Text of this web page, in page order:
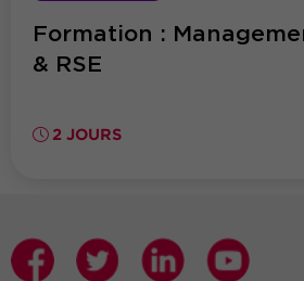
Formation :
& RSE
2 JOURS